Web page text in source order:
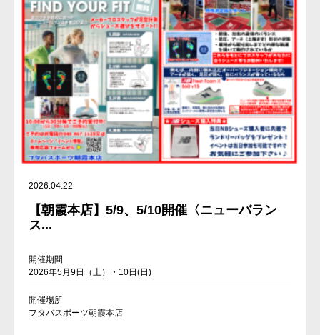
2026.04.22
【朝霞本店】5/9、5/10開催〈ニューバラン
ス...
開催期間
2026年5月9日（土）・10日(日)
開催場所
フタバスポーツ朝霞本店